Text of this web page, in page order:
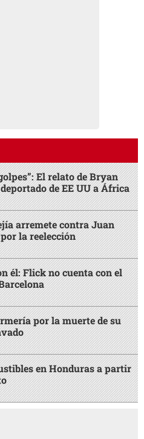
El relato de Bryan
de EE UU a África
arremete contra Juan
la reelección
él: Flick no cuenta con el
por la muerte de su
en Honduras a partir